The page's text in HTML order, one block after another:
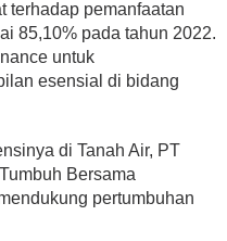
terhadap pemanfaatan
85,10% pada tahun 2022.
untuk
esensial di bidang
di Tanah Air, PT
Bersama
pertumbuhan